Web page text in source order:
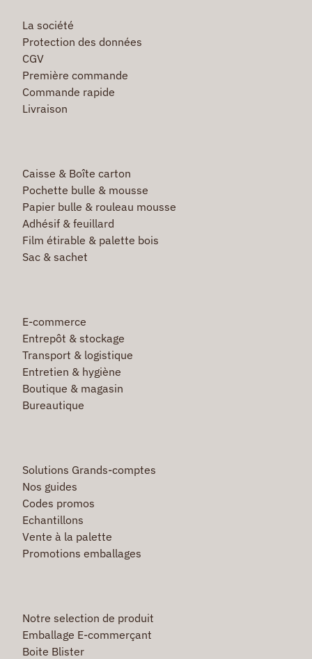
La société
Protection des données
CGV
Première commande
Commande rapide
Livraison
Caisse & Boîte carton
Pochette bulle & mousse
Papier bulle & rouleau mousse
Adhésif & feuillard
Film étirable & palette bois
Sac & sachet
E-commerce
Entrepôt & stockage
Transport & logistique
Entretien & hygiène
Boutique & magasin
Bureautique
Solutions Grands-comptes
Nos guides
Codes promos
Echantillons
Vente à la palette
Promotions emballages
Notre selection de produit
Emballage E-commerçant
Boite Blister